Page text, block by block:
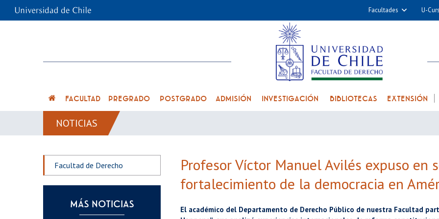
Facultades
Cs. Químicas y
Medicina
Nutrición y
Alimentos
U-
FACULTAD PREGRADO POSTGRADO ADMISIÓN INVESTIGACIÓN BIBLIOTECAS EXTENSIÓN
NOTICIAS
Facultad de Derecho
MÁS NOTICIAS
Profesor Víctor Manuel Avilés expuso en
fortalecimiento de la democracia en
El académico del Departamento de Derecho Público de nuestra Facultad